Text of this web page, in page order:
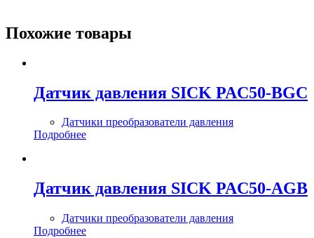
Похожие товары
Датчик давления SICK PAC50-BGC
Датчики преобразователи давления
Подробнее
Датчик давления SICK PAC50-AGB
Датчики преобразователи давления
Подробнее